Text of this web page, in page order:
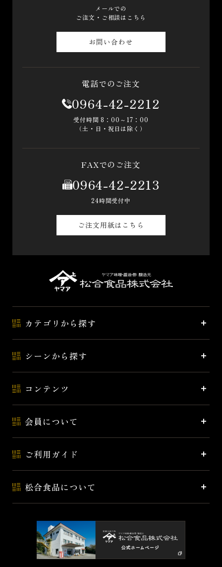
メールでの
ご注文・ご相談はこちら
お問い合わせ
電話でのご注文
0964-42-2212
受付時間 8：00～17：00
（土・日・祝日は除く）
FAXでのご注文
0964-42-2213
24時間受付中
ご注文用紙はこちら
カテゴリから探す
シーンから探す
コンテンツ
会員について
ご利用ガイド
松合食品について